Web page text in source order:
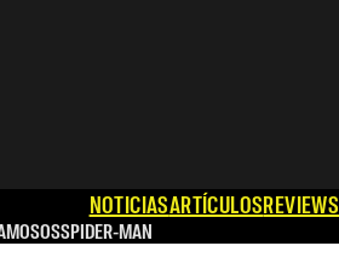
NOTICIASARTÍCULOSREVIEWS
SPIDER-MAN